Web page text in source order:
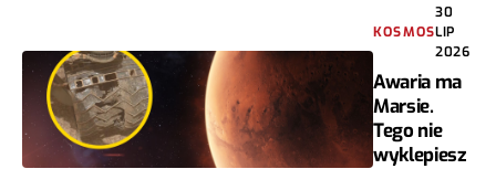
KOSMOS
30
LIP
2026
Awaria ma
Marsie.
Tego nie
wyklepiesz